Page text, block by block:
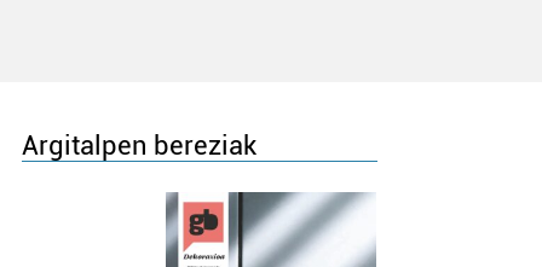
Argitalpen bereziak